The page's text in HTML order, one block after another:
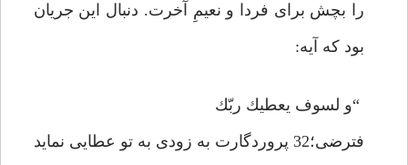
را بچش براى فردا و نعيمِ آخرت. دنبال اين جريان
بود كه آيه:
“و لسوف يعطيك ربّك
فترضى؛32 پروردگارت به زودى به تو عطايى نمايد